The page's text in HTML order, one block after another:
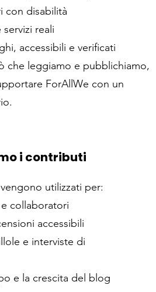
con disabilità
reali
accessibili e verificati
che leggiamo e pubblichiamo,
ForAllWe con un
i contributi
utilizzati per:
collaboratori
accessibili
e interviste di
e la crescita del blog